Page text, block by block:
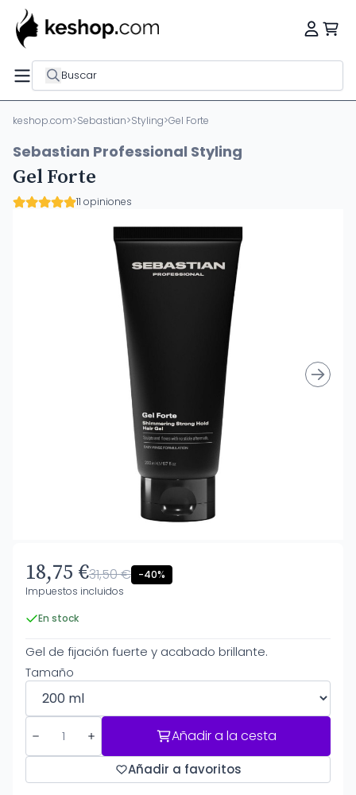
Buscar
keshop.com>Sebastian>Styling>Gel Forte
Sebastian Professional Styling
Gel Forte
11 opiniones
18,75 €31,50 € -40%
Impuestos incluidos
En stock
Gel de fijación fuerte y acabado brillante.
Tamaño
Añadir a la cesta
Añadir a favoritos